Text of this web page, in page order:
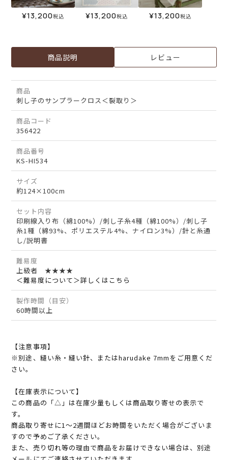
¥13,200税込 ¥13,200税込 ¥13,200税込
商品説明 レビュー
商品
刺し子のサンプラークロス＜裂取り＞
商品コード
356422
商品番号
KS-HI534
サイズ
約124×100cm
セット内容
印刷線入り布（綿100%）/刺し子糸4種（綿100%）/刺し子
糸1種（綿93%、ポリエステル4%、ナイロン3%）/針と糸通
し/説明書
難易度
上級者 ★★★★
＜難易度について＞詳しくはこちら
製作時間（目安）
60時間以上
【注意事項】
※別途、縫い糸・縫い針、またはharudake 7mmをご用意くだ
さい。
【在庫表示について】
この商品の「△」は在庫少量もしくは商品取り寄せの表示で
す。
商品取り寄せに1～2週間ほどお時間をいただく場合がございま
すので予めご了承ください。
また、売り切れ等の理由で商品をお届けできない場合は、別途